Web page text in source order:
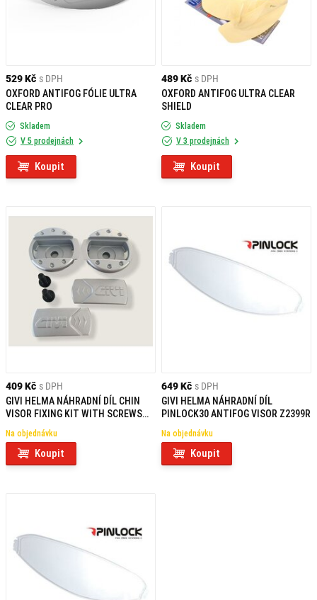
529 Kč s DPH
OXFORD ANTIFOG FÓLIE ULTRA
CLEAR PRO
Skladem
V 5 prodejnách
Koupit
489 Kč s DPH
OXFORD ANTIFOG ULTRA CLEAR
SHIELD
Skladem
V 3 prodejnách
Koupit
409 Kč s DPH
GIVI HELMA NÁHRADNÍ DÍL CHIN
VISOR FIXING KIT WITH SCREWS
Na objednávku
Koupit
649 Kč s DPH
GIVI HELMA NÁHRADNÍ DÍL
PINLOCK30 ANTIFOG VISOR Z2399R
Na objednávku
Koupit